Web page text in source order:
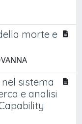
morte e
sistema
e analisi